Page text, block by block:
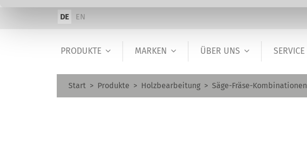
DE EN
PRODUKTE MARKEN ÜBER UNS SERVICE
Start Produkte Holzbearbeitung Säge-Fräse-Kombinationen